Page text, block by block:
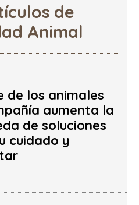
de
Animal
de los animales
aumenta la
de soluciones
cuidado y